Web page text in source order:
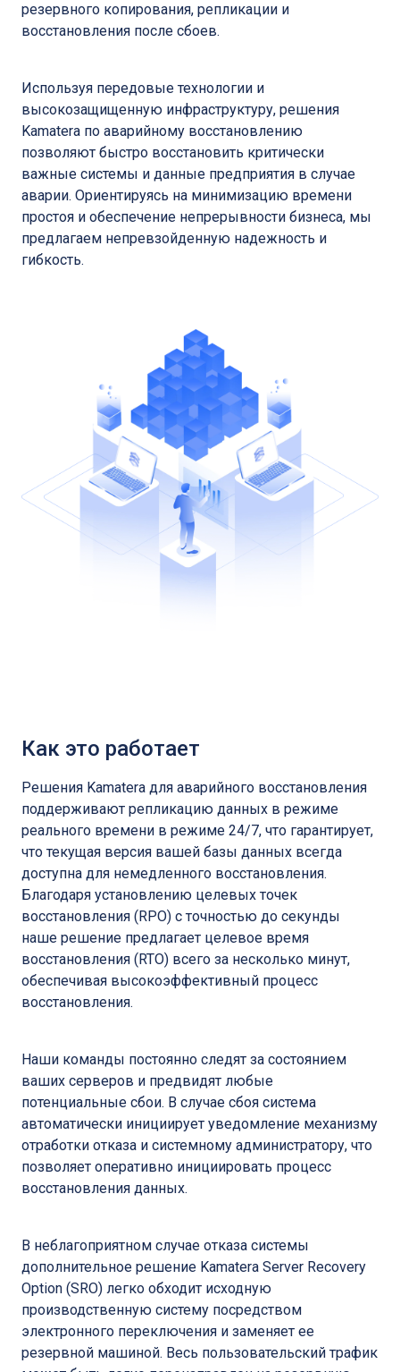
резервного копирования, репликации и
восстановления после сбоев.
Используя передовые технологии и
высокозащищенную инфраструктуру, решения
Kamatera по аварийному восстановлению
позволяют быстро восстановить критически
важные системы и данные предприятия в случае
аварии. Ориентируясь на минимизацию времени
простоя и обеспечение непрерывности бизнеса, мы
предлагаем непревзойденную надежность и
гибкость.
Как это работает
Решения Kamatera для аварийного восстановления
поддерживают репликацию данных в режиме
реального времени в режиме 24/7, что гарантирует,
что текущая версия вашей базы данных всегда
доступна для немедленного восстановления.
Благодаря установлению целевых точек
восстановления (RPO) с точностью до секунды
наше решение предлагает целевое время
восстановления (RTO) всего за несколько минут,
обеспечивая высокоэффективный процесс
восстановления.
Наши команды постоянно следят за состоянием
ваших серверов и предвидят любые
потенциальные сбои. В случае сбоя система
автоматически инициирует уведомление механизму
отработки отказа и системному администратору, что
позволяет оперативно инициировать процесс
восстановления данных.
В неблагоприятном случае отказа системы
дополнительное решение Kamatera Server Recovery
Option (SRO) легко обходит исходную
производственную систему посредством
электронного переключения и заменяет ее
резервной машиной. Весь пользовательский трафик